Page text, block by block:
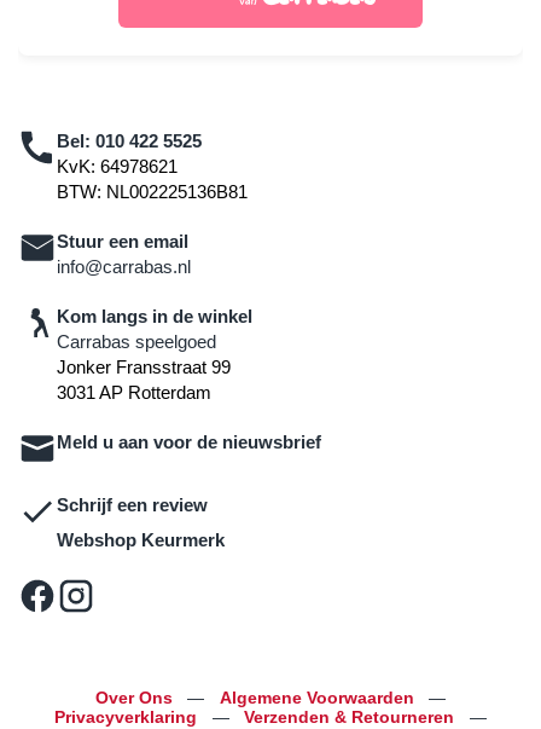
Bel: 010 422 5525
KvK: 64978621
BTW: NL002225136B81
Stuur een email
info@carrabas.nl
Kom langs in de winkel
Carrabas speelgoed
Jonker Fransstraat 99
3031 AP Rotterdam
Meld u aan voor de nieuwsbrief
Schrijf een review
Webshop Keurmerk
Over Ons — Algemene Voorwaarden
—
Privacyverklaring
— Verzenden & Retourneren
—